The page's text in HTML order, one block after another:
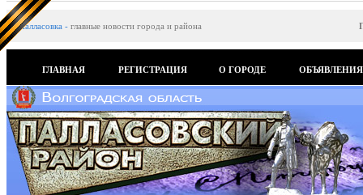
Палласовка - главные новости города и района
ГЛАВНАЯ РЕГИСТРАЦИЯ О ГОРОДЕ ОБЪЯВЛЕНИЯ